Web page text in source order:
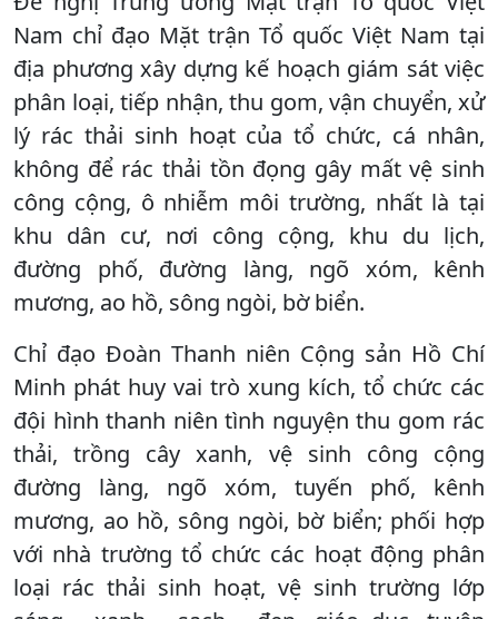
Nam chỉ đạo Mặt trận Tổ quốc Việt Nam tại
địa phương xây dựng kế hoạch giám sát việc
phân loại, tiếp nhận, thu gom, vận chuyển, xử
lý rác thải sinh hoạt của tổ chức, cá nhân,
không để rác thải tồn đọng gây mất vệ sinh
công cộng, ô nhiễm môi trường, nhất là tại
khu dân cư, nơi công cộng, khu du lịch,
đường phố, đường làng, ngõ xóm, kênh
mương, ao hồ, sông ngòi, bờ biển.
Chỉ đạo Đoàn Thanh niên Cộng sản Hồ Chí
Minh phát huy vai trò xung kích, tổ chức các
đội hình thanh niên tình nguyện thu gom rác
thải, trồng cây xanh, vệ sinh công cộng
đường làng, ngõ xóm, tuyến phố, kênh
mương, ao hồ, sông ngòi, bờ biển; phối hợp
với nhà trường tổ chức các hoạt động phân
loại rác thải sinh hoạt, vệ sinh trường lớp